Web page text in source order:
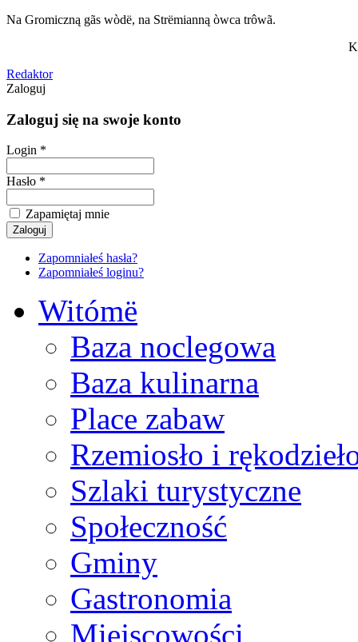
Na Gromiczną gãs wòdë, na Strëmianną òwca trôwã.
Redaktor
Zaloguj
Zaloguj się na swoje konto
Login *
Hasło *
Zapamiętaj mnie
Zapomniałeś hasła?
Zapomniałeś loginu?
Witómë
Baza noclegowa
Baza kulinarna
Place zabaw
Rzemiosło i
Szlaki turystyczne
Społeczność
Gminy
Gastronomia
Miejscowości